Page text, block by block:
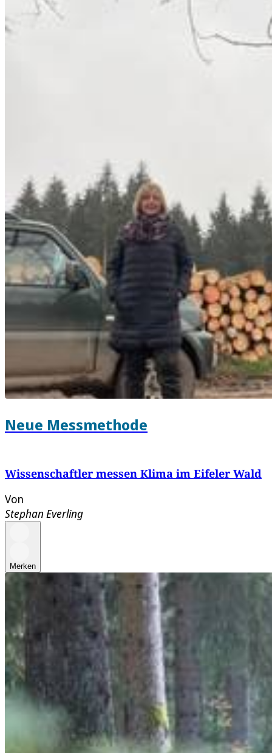
Neue Messmethode
Wissenschaftler messen Klima im Eifeler Wald
Von
Stephan Everling
Merken